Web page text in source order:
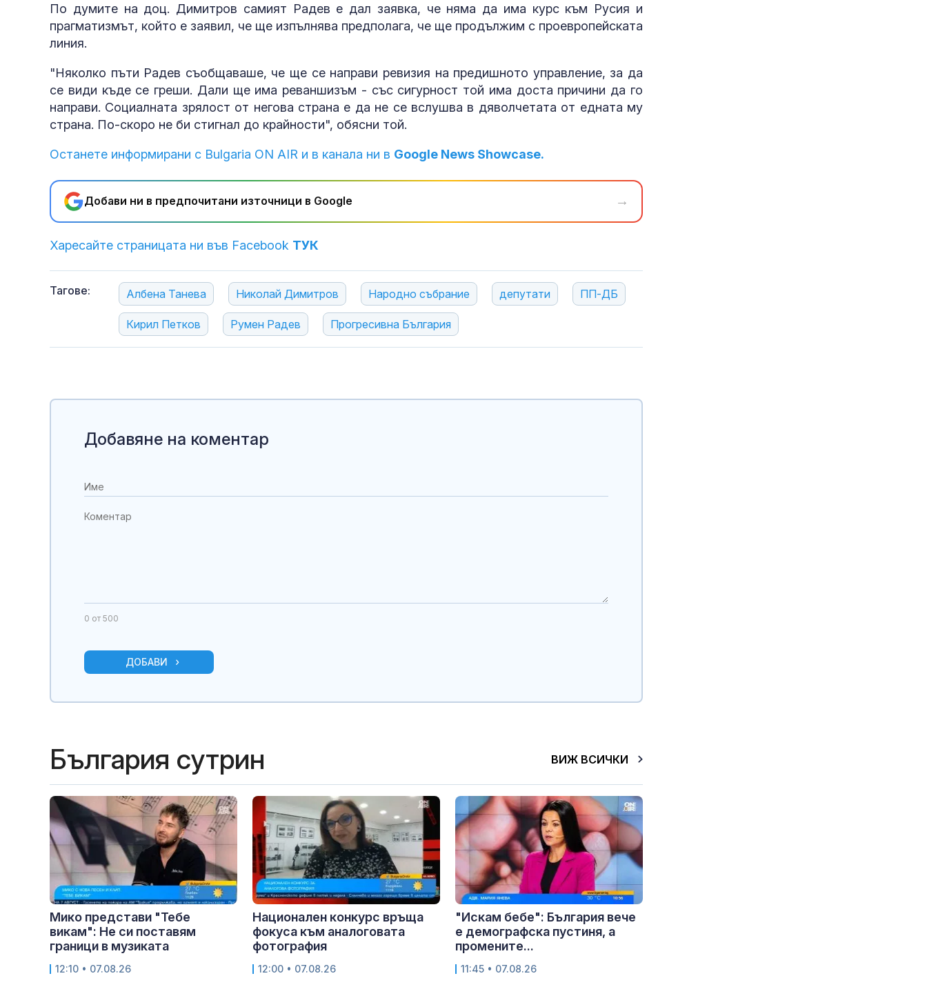
По думите на доц. Димитров самият Радев е дал заявка, че няма да има курс към Русия и
прагматизмът, който е заявил, че ще изпълнява предполага, че ще продължим с проевропейската
линия.
"Няколко пъти Радев съобщаваше, че ще се направи ревизия на предишното управление, за да
се види къде се греши. Дали ще има реваншизъм - със сигурност той има доста причини да го
направи. Социалната зрялост от негова страна е да не се вслушва в дяволчетата от едната му
страна. По-скоро не би стигнал до крайности", обясни той.
Останете информирани с Bulgaria ON AIR и в канала ни в Google News Showcase.
Добави ни в предпочитани източници в Google →
Харесайте страницата ни във Facebook ТУК
Тагове: Албена Танева Николай Димитров Народно събрание депутати ПП-ДБ
Кирил Петков Румен Радев Прогресивна България
Добавяне на коментар
0 от 500
ДОБАВИ
България сутрин ВИЖ ВСИЧКИ
Мико представи "Тебе
викам": Не си поставям
граници в музиката
12:10 • 07.08.26
Национален конкурс връща
фокуса към аналоговата
фотография
12:00 • 07.08.26
"Искам бебе": България вече
е демографска пустиня, а
промените...
11:45 • 07.08.26